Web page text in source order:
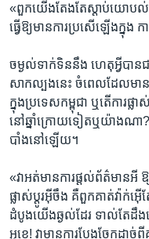
«ពួក​យើង​តែងតែ​ស្តាប់​យោប
ធ្វើឱ្យ​មាន​ការ​ប្រសើ​ឡើង​ក្នុ
ចម្ងល់​ទាក់​ទិន​នឹង​ ​ហេតុអ្វី​បាន​ជ
សាក​ល្បង​នេះ​ ​ចំពេល​ដែល​មាន​ក
ក្នុង​ប្រទេស​កម្ពុជា​ ​ឬ​តើ​ការ​ផ្ល
នៅ​ឆ្នាំ​ក្រោយ​ទៀតឬ​យ៉ាង​ណា?​
បាំង​នៅ​ឡើយ។​
«វា​អត់​មាន​ការ​ផ្តល់​ព័ត៌​មាន​
ផ្លាស់​ប្តូរ​អ៊ីចឹង​ ​គឺ​ពួក​គាត់​វ៉ាក់​អ៊ើ​
ដំបូងយើងឆ្ងល់ដែរ​ ​ទាល់តែ​ដឹ
អូខេ!​ ​វា​មាន​ការ​បែង​ចែក​ដាច់​